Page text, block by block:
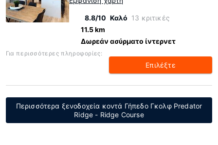
8.8/10 Καλό 13 κριτικές
11.5 km
Δωρεάν ασύρματο ίντερνετ
Για περισσότερες πληροφορίες:
Επιλέξτε
Περισσότερα ξενοδοχεία κοντά Γήπεδο Γκολφ Predator
Ridge - Ridge Course